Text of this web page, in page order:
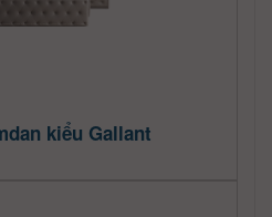
kiểu Gallant